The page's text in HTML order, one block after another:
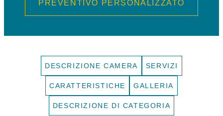
PREVENTIVO PERSONALIZZATO
DESCRIZIONE CAMERA SERVIZI
CARATTERISTICHE GALLERIA
DESCRIZIONE DI CATEGORIA